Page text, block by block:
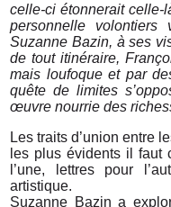
celle-ci étonnerait celle-
personnelle
Suzanne Bazin, à ses
de tout itinéraire,
mais loufoque et par
quête de limites
œuvre nourrie des
Les traits d’union entre
les plus évidents il faut
l’une, lettres pour
artistique.
Suzanne Bazin a